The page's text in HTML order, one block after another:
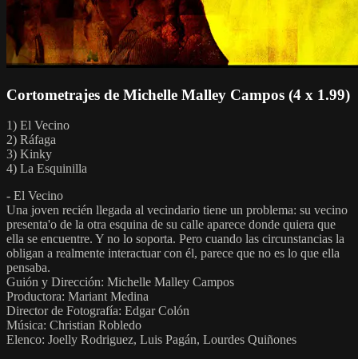
Cortometrajes de Michelle Malley Campos (4 x 1.99)
1) El Vecino
2) Ráfaga
3) Kinky
4) La Esquinilla
- El Vecino
Una joven recién llegada al vecindario tiene un problema: su vecino
presenta'o de la otra esquina de su calle aparece donde quiera que
ella se encuentre. Y no lo soporta. Pero cuando las circunstancias la
obligan a realmente interactuar con él, parece que no es lo que ella
pensaba.
Guión y Dirección: Michelle Malley Campos
Productora: Mariant Medina
Director de Fotografía: Edgar Colón
Música: Christian Robledo
Elenco: Joelly Rodriguez, Luis Pagán, Lourdes Quiñones